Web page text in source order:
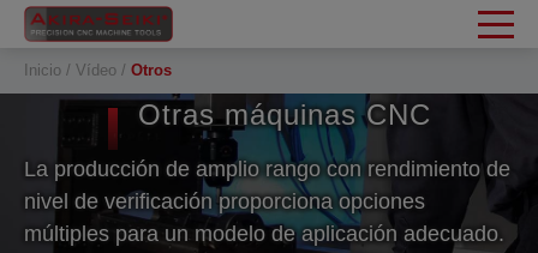
Inicio Vídeo Otros
Otras máquinas CNC
La producción de amplio rango con rendimiento de
nivel de verificación proporciona opciones
múltiples para un modelo de aplicación adecuado.
Panel de gestión de cookies